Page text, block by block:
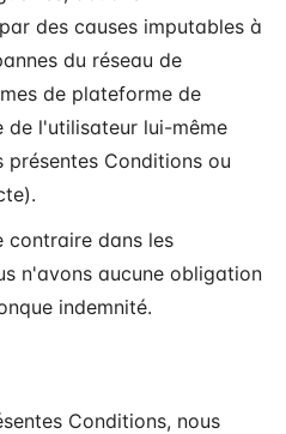
des causes imputables à
du réseau de
de plateforme de
l'utilisateur lui-même
Conditions ou
contraire dans les
n'avons aucune obligation
indemnité.
Conditions, nous